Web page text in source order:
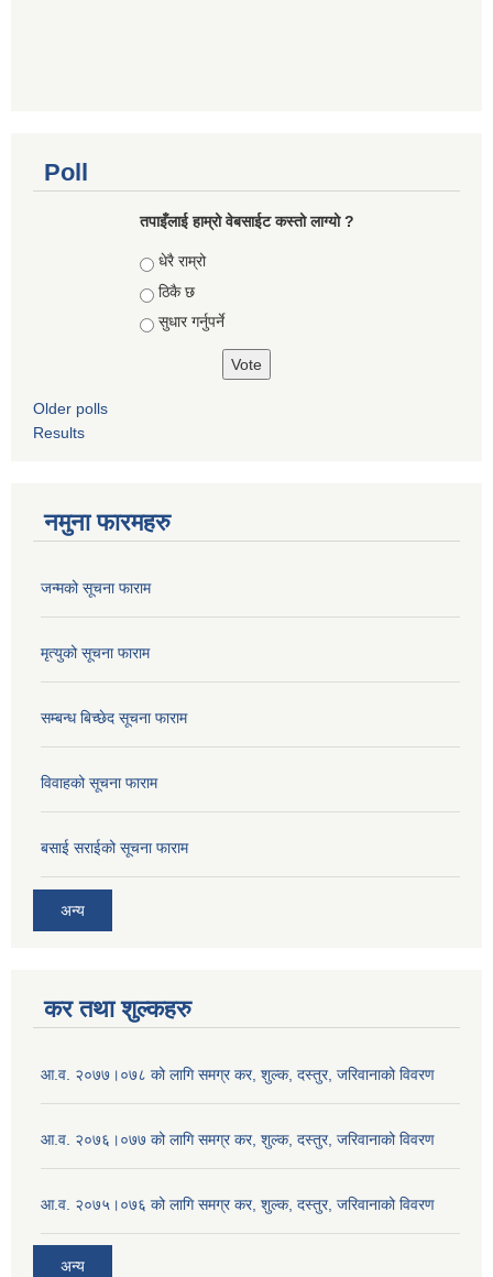
Poll
तपाइँलाई हाम्रो वेबसाईट कस्तो लाग्यो ?
Choices
धेरै राम्रो
ठिकै छ
सुधार गर्नुपर्ने
Older polls
Results
नमुना फारमहरु
जन्मको सूचना फाराम
मृत्युको सूचना फाराम
सम्बन्ध बिच्छेद सूचना फाराम
विवाहको सूचना फाराम
बसाई सराईको सूचना फाराम
अन्य
कर तथा शुल्कहरु
आ.व. २०७७।०७८ को लागि समग्र कर, शुल्क, दस्तुर, जरिवानाको विवरण
आ.व. २०७६।०७७ को लागि समग्र कर, शुल्क, दस्तुर, जरिवानाको विवरण
आ.व. २०७५।०७६ को लागि समग्र कर, शुल्क, दस्तुर, जरिवानाको विवरण
अन्य